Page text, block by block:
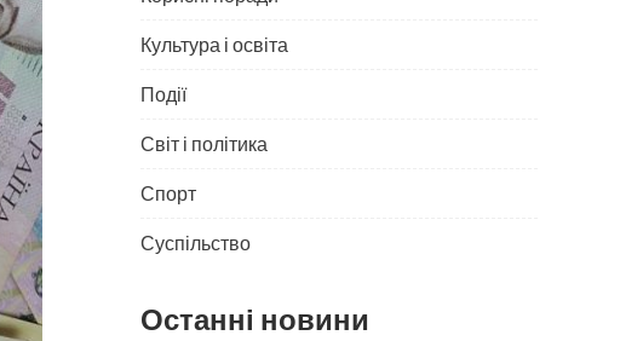
Культура і освіта
Події
Світ і політика
Спорт
Суспільство
Останні новини